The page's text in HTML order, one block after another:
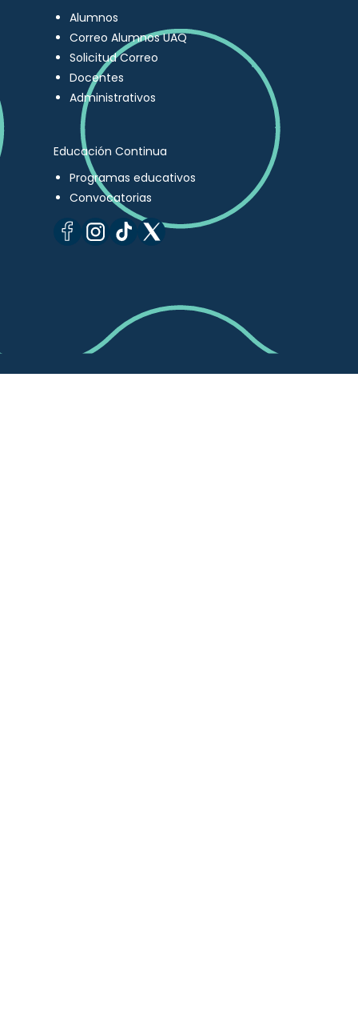
Alumnos
Correo Alumnos UAQ
Solicitud Correo
Docentes
Administrativos
Educación Continua
Programas educativos
Convocatorias